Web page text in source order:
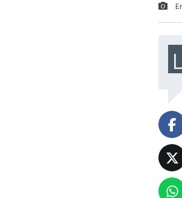
La U se estancó ante Ñublense en el Estadio Nacional y, tras un nuevo duelo sin